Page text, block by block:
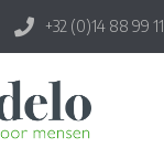
+32 (0)14 88 99 11